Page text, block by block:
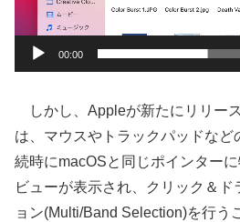
00:00
しかし、Appleが新たにリリー
は、マウスやトラックパッドな
続時にmacOSと同じポインター
ビューが表示され、クリック＆
ョン(Multi/Band Selection)を行う